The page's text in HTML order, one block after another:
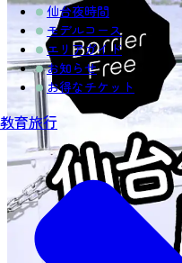
仙台夜時間
モデルコース
エリアガイド
お知らせ
お得なチケット
教育旅行